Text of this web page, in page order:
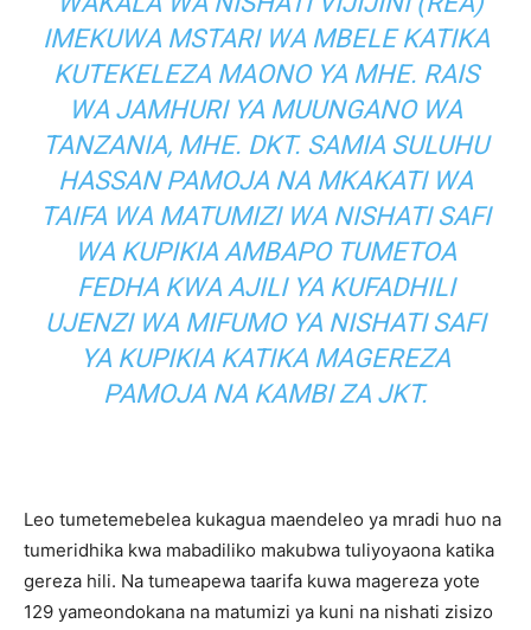
IMEKUWA MSTARI WA MBELE KATIKA
KUTEKELEZA MAONO YA MHE. RAIS
WA JAMHURI YA MUUNGANO WA
TANZANIA, MHE. DKT. SAMIA SULUHU
HASSAN PAMOJA NA MKAKATI WA
TAIFA WA MATUMIZI WA NISHATI SAFI
WA KUPIKIA AMBAPO TUMETOA
FEDHA KWA AJILI YA KUFADHILI
UJENZI WA MIFUMO YA NISHATI SAFI
YA KUPIKIA KATIKA MAGEREZA
PAMOJA NA KAMBI ZA JKT.
Leo tumetemebelea kukagua maendeleo ya mradi huo na
tumeridhika kwa mabadiliko makubwa tuliyoyaona katika
gereza hili. Na tumeapewa taarifa kuwa magereza yote
129 yameondokana na matumizi ya kuni na nishati zisizo